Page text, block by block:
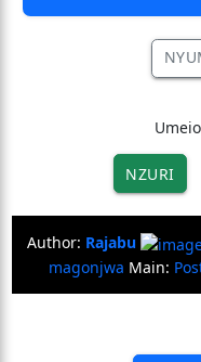
NZURI
Author: Rajabu
magonjwa Main: